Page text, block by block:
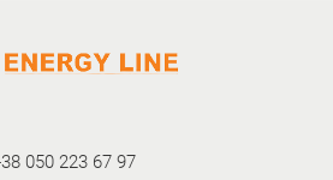
050 223 67 97